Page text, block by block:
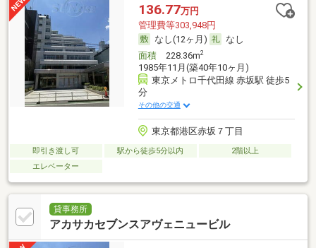
136.77万円
管理費等303,948円
なし(12ヶ月)
なし
面積228.36m2
1985年11月(築40年10ヶ月)
東京メトロ千代田線 赤坂駅 徒歩5
分
その他の交通
東京都港区赤坂７丁目
即引き渡し可 駅から徒歩5分以内
2階以上
エレベーター
貸事務所
アカサカセブンスアヴェニュービル